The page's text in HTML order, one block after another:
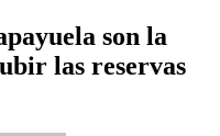
son la
las reservas